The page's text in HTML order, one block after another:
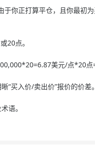
你正打算平仓，且你最初
20点。
美元/点*20点
买入价/卖出价”报价的价差
语。